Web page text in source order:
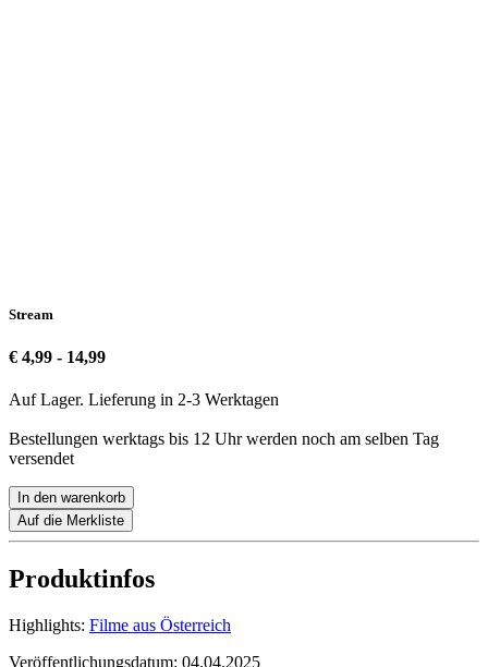
Stream
€ 4,99 - 14,99
Auf Lager. Lieferung in 2-3 Werktagen
Bestellungen werktags bis 12 Uhr werden noch am selben Tag
versendet
In den warenkorb
Auf die Merkliste
Produktinfos
Highlights: Filme aus Österreich
Veröffentlichungsdatum: 04.04.2025